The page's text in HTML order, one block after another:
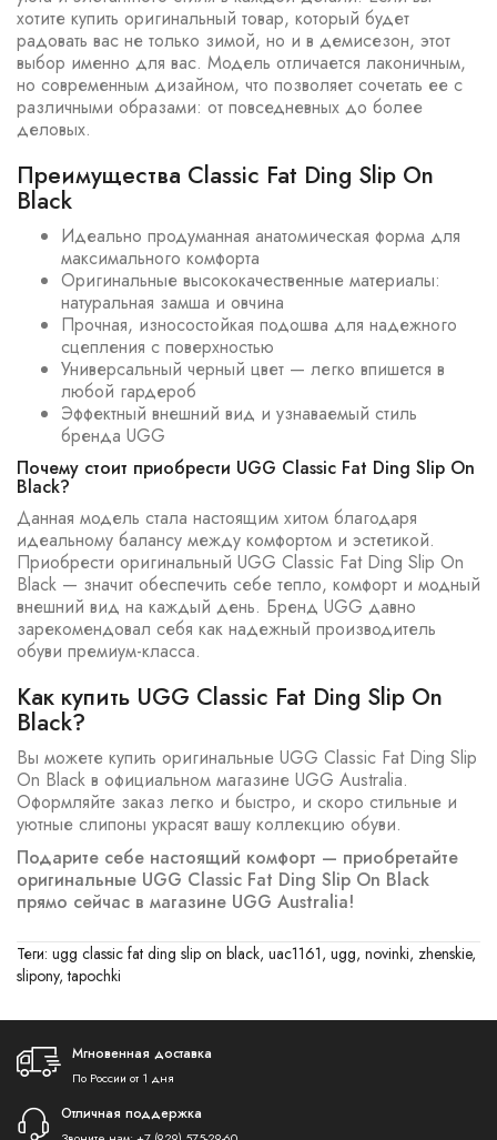
хотите купить оригинальный товар, который будет
радовать вас не только зимой, но и в демисезон, этот
выбор именно для вас. Модель отличается лаконичным,
но современным дизайном, что позволяет сочетать ее с
различными образами: от повседневных до более
деловых.
Преимущества Classic Fat Ding Slip On
Black
Идеально продуманная анатомическая форма для
максимального комфорта
Оригинальные высококачественные материалы:
натуральная замша и овчина
Прочная, износостойкая подошва для надежного
сцепления с поверхностью
Универсальный черный цвет — легко впишется в
любой гардероб
Эффектный внешний вид и узнаваемый стиль
бренда UGG
Почему стоит приобрести UGG Classic Fat Ding Slip On
Black?
Данная модель стала настоящим хитом благодаря
идеальному балансу между комфортом и эстетикой.
Приобрести оригинальный UGG Classic Fat Ding Slip On
Black — значит обеспечить себе тепло, комфорт и модный
внешний вид на каждый день. Бренд UGG давно
зарекомендовал себя как надежный производитель
обуви премиум-класса.
Как купить UGG Classic Fat Ding Slip On
Black?
Вы можете купить оригинальные UGG Classic Fat Ding Slip
On Black в официальном магазине UGG Australia.
Оформляйте заказ легко и быстро, и скоро стильные и
уютные слипоны украсят вашу коллекцию обуви.
Подарите себе настоящий комфорт — приобретайте
оригинальные UGG Classic Fat Ding Slip On Black
прямо сейчас в магазине UGG Australia!
Теги: ugg classic fat ding slip on black, uac1161, ugg, novinki, zhenskie,
slipony,tapochki
Мгновенная доставка
По России от 1 дня
Отличная поддержка